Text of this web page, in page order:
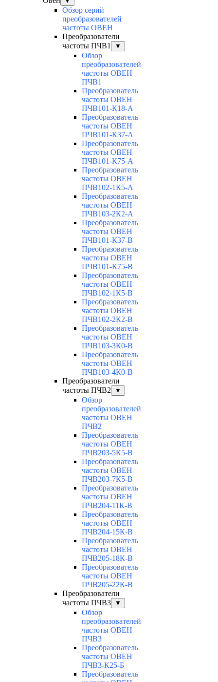
Обзор серий
преобразователей
частоты ОВЕН
Преобразователи
частоты ПЧВ1
▼
Обзор
преобразователей
частоты ОВЕН
ПЧВ1
Преобразователь
частоты ОВЕН
ПЧВ101-К18-А
Преобразователь
частоты ОВЕН
ПЧВ101-К37-А
Преобразователь
частоты ОВЕН
ПЧВ101-К75-А
Преобразователь
частоты ОВЕН
ПЧВ102-1К5-А
Преобразователь
частоты ОВЕН
ПЧВ103-2К2-А
Преобразователь
частоты ОВЕН
ПЧВ101-К37-В
Преобразователь
частоты ОВЕН
ПЧВ101-К75-В
Преобразователь
частоты ОВЕН
ПЧВ102-1К5-В
Преобразователь
частоты ОВЕН
ПЧВ102-2К2-В
Преобразователь
частоты ОВЕН
ПЧВ103-3К0-В
Преобразователь
частоты ОВЕН
ПЧВ103-4К0-В
Преобразователи
частоты ПЧВ2
▼
Обзор
преобразователей
частоты ОВЕН
ПЧВ2
Преобразователь
частоты ОВЕН
ПЧВ203-5К5-В
Преобразователь
частоты ОВЕН
ПЧВ203-7К5-В
Преобразователь
частоты ОВЕН
ПЧВ204-11К-В
Преобразователь
частоты ОВЕН
ПЧВ204-15К-В
Преобразователь
частоты ОВЕН
ПЧВ205-18К-В
Преобразователь
частоты ОВЕН
ПЧВ205-22К-В
Преобразователи
частоты ПЧВ3
▼
Обзор
преобразователей
частоты ОВЕН
ПЧВ3
Преобразователь
частоты ОВЕН
ПЧВ3-К25-Б
Преобразователь